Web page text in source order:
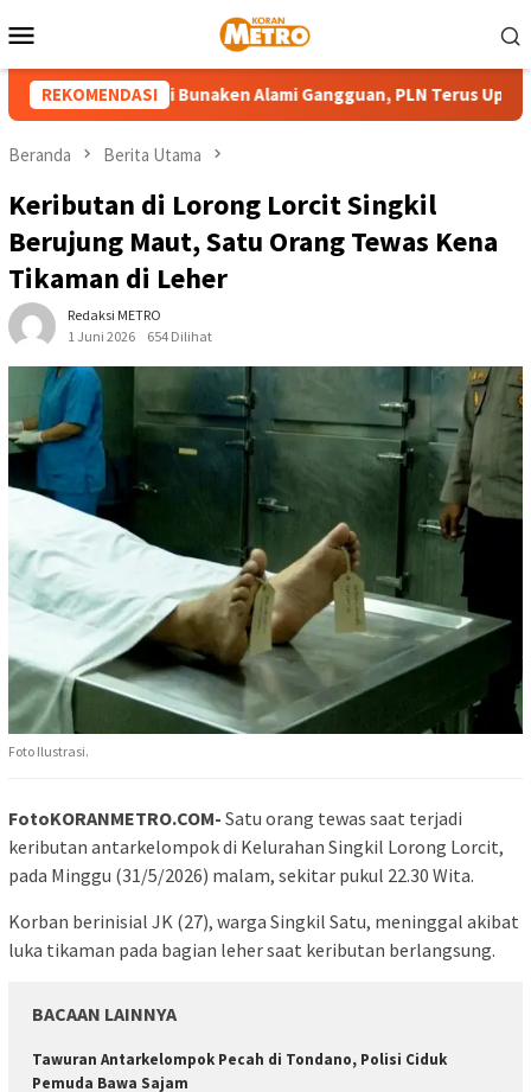
ke
Mobile
REKOMENDASI
di Bunaken Alami Gangguan, PLN Terus Upayakan
Beranda Berita Utama
Keributan di Lorong Lorcit Singkil
Berujung Maut, Satu Orang Tewas Kena
Tikaman di Leher
Redaksi METRO
1 Juni 2026
654 Dilihat
Foto Ilustrasi.
FotoKORANMETRO.COM- Satu orang tewas saat terjadi
keributan antarkelompok di Kelurahan Singkil Lorong Lorcit,
pada Minggu (31/5/2026) malam, sekitar pukul 22.30 Wita.
Korban berinisial JK (27), warga Singkil Satu, meninggal akibat
luka tikaman pada bagian leher saat keributan berlangsung.
BACAAN LAINNYA
Tawuran Antarkelompok Pecah di Tondano, Polisi Ciduk
Pemuda Bawa Sajam